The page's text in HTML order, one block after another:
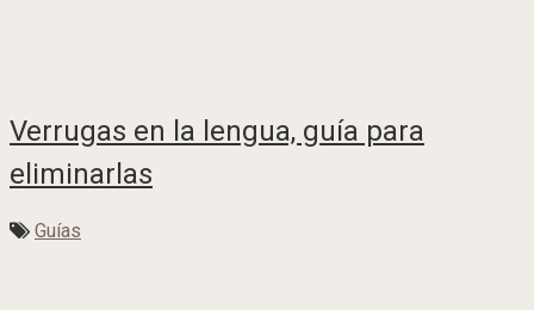
Verrugas en la lengua, guía para
eliminarlas
Guías